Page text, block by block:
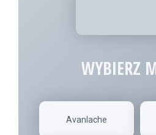
WYBIERZ
Avanlache